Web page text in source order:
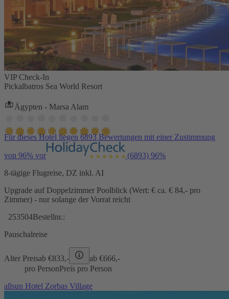
VIP Check-In
Pickalbatros Sea World Resort
Ägypten - Marsa Alam
Für dieses Hotel liegen 6893 Bewertungen mit einer Zustimmung
von 96% vor (6893) 96%
8-tägige Flugreise, DZ inkl. AI
Upgrade auf Doppelzimmer Poolblick (Wert: € ca. € 84,- pro
Zimmer) - nur solange der Vorrat reicht
253504Bestellnr.:
Pauschalreise
Alter Preisab €833,- ab €666,-
pro PersonPreis pro Person
allsun Hotel Zorbas Village